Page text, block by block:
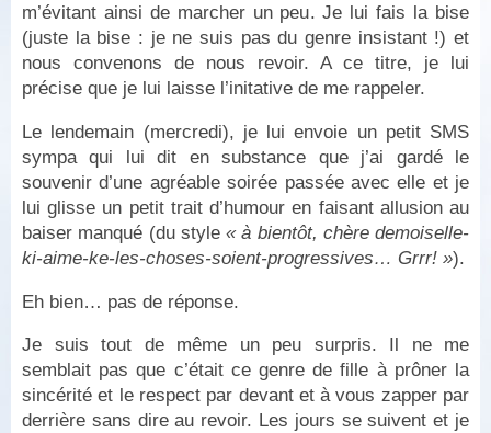
m’évitant ainsi de marcher un peu. Je lui fais la bise
(juste la bise : je ne suis pas du genre insistant !) et
nous convenons de nous revoir. A ce titre, je lui
précise que je lui laisse l’initative de me rappeler.
Le lendemain (mercredi), je lui envoie un petit SMS
sympa qui lui dit en substance que j’ai gardé le
souvenir d’une agréable soirée passée avec elle et je
lui glisse un petit trait d’humour en faisant allusion au
baiser manqué (du style « à bientôt, chère demoiselle-
ki-aime-ke-les-choses-soient-progressives… Grrr! »).
Eh bien… pas de réponse.
Je suis tout de même un peu surpris. Il ne me
semblait pas que c’était ce genre de fille à prôner la
sincérité et le respect par devant et à vous zapper par
derrière sans dire au revoir. Les jours se suivent et je